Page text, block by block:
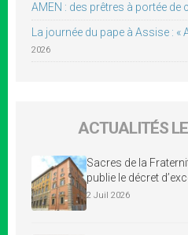
AMEN : des prêtres à portée de
La journée du pape à Assise : «
2026
ACTUALITÉS
Sacres de la
publie le décret
2 Juil 2026